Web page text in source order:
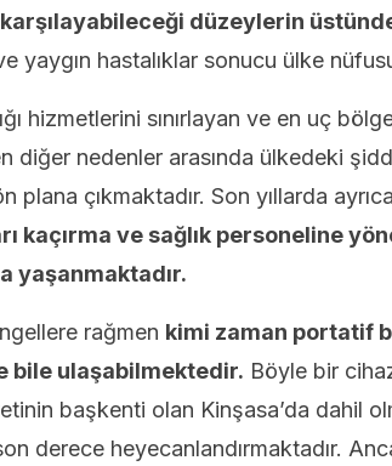
karşılayabileceği düzeylerin
yaygın hastalıklar sonucu ülke
hizmetlerini sınırlayan ve en uç
diğer nedenler arasında ülkedeki
plana çıkmaktadır. Son yıllarda
kaçırma ve sağlık personeline
yaşanmaktadır.
rağmen kimi zaman portatif
bile ulaşabilmektedir. Böyle bir
başkenti olan Kinşasa’da dahil
derece heyecanlandırmaktadır.